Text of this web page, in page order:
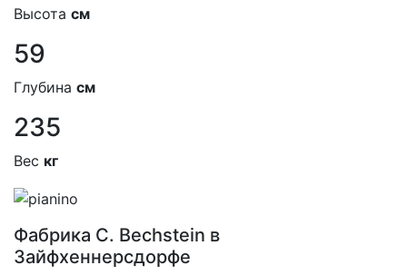
Высота см
59
Глубина см
235
Вес кг
Фабрика C. Bechstein в
Зайфхеннерсдорфе